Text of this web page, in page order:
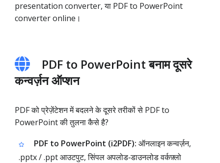
presentation converter, या PDF to PowerPoint
converter online।
PDF to PowerPoint बनाम दूसरे
कन्वर्ज़न ऑप्शन
PDF को प्रेज़ेंटेशन में बदलने के दूसरे तरीकों से PDF to
PowerPoint की तुलना कैसे है?
PDF to PowerPoint (i2PDF): ऑनलाइन कन्वर्ज़न,
.pptx / .ppt आउटपुट, सिंपल अपलोड‑डाउनलोड वर्कफ़्लो